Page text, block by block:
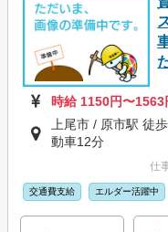
時給 1150円〜1563
上尾市 / 原市駅 徒
動車12分
仕
交通費支給 エルダー活躍中